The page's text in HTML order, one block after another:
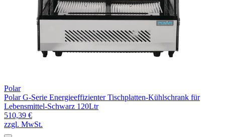
Polar
Polar G-Serie Energieeffizienter Tischplatten-Kühlschrank für
Lebensmittel-Schwarz 120Ltr
510,39 €
zzgl. MwSt.